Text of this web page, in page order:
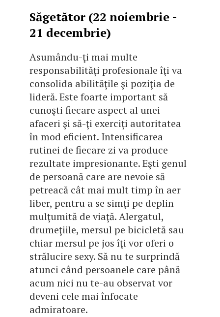
Săgetător (22 noiembrie -
21 decembrie)
Asumându-ţi mai multe
responsabilităţi profesionale îţi va
consolida abilităţile şi poziţia de
lideră. Este foarte important să
cunoşti fiecare aspect al unei
afaceri şi să-ţi exerciţi autoritatea
în mod eficient. Intensificarea
rutinei de fiecare zi va produce
rezultate impresionante. Eşti genul
de persoană care are nevoie să
petreacă cât mai mult timp în aer
liber, pentru a se simţi pe deplin
mulţumită de viaţă. Alergatul,
drumeţiile, mersul pe bicicletă sau
chiar mersul pe jos îţi vor oferi o
strălucire sexy. Să nu te surprindă
atunci când persoanele care până
acum nici nu te-au observat vor
deveni cele mai înfocate
admiratoare.